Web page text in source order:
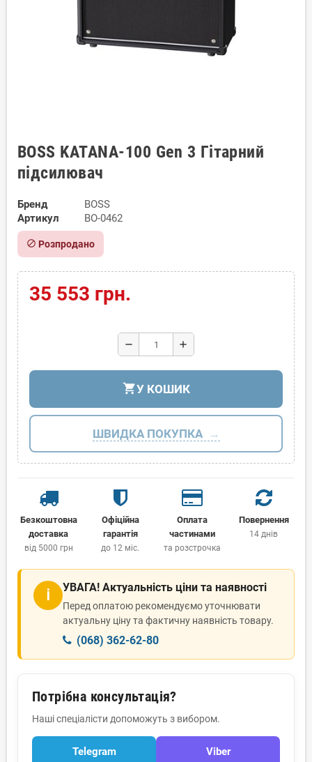
BOSS KATANA-100 Gen 3 Гітарний
підсилювач
Бренд
BOSS
Артикул
BO-0462
block Розпродано
35 553 грн.
remove add
shopping_cartУ КОШИК
ШВИДКА ПОКУПКА
Безкоштовна
доставка
від 5000 грн
Офіційна
гарантія
до 12 міс.
Оплата
частинами
та розстрочка
Повернення
14 днів
ℹ УВАГА! Актуальність ціни та наявності
Перед оплатою рекомендуємо уточнювати
актуальну ціну та фактичну наявність товару.
(068) 362-62-80
Потрібна консультація?
Наші спеціалісти допоможуть з вибором.
Telegram Viber